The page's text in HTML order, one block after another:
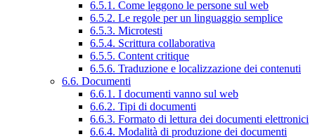
6.5.1. Come leggono le persone sul web
6.5.2. Le regole per un linguaggio semplice
6.5.3. Microtesti
6.5.4. Scrittura collaborativa
6.5.5. Content critique
6.5.6. Traduzione e localizzazione dei contenuti
6.6. Documenti
6.6.1. I documenti vanno sul web
6.6.2. Tipi di documenti
6.6.3. Formato di lettura dei documenti elettronici
6.6.4. Modalità di produzione dei documenti